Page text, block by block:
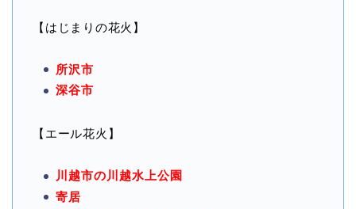
【はじまりの花火】
所沢市
深谷市
【エール花火】
川越市の川越水上公園
寄居